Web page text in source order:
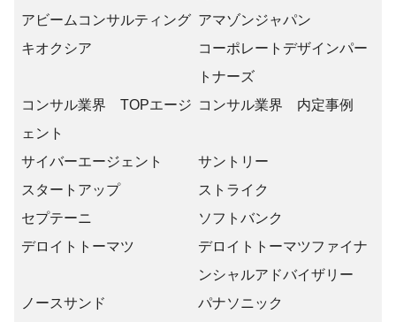
アビームコンサルティング アマゾンジャパン
キオクシア
コーポレートデザインパー
トナーズ
コンサル業界 TOPエージ
ェント
コンサル業界 内定事例
サイバーエージェント
サントリー
スタートアップ
ストライク
セプテーニ
ソフトバンク
デロイトトーマツ
デロイトトーマツファイナ
ンシャルアドバイザリー
ノースサンド
パナソニック